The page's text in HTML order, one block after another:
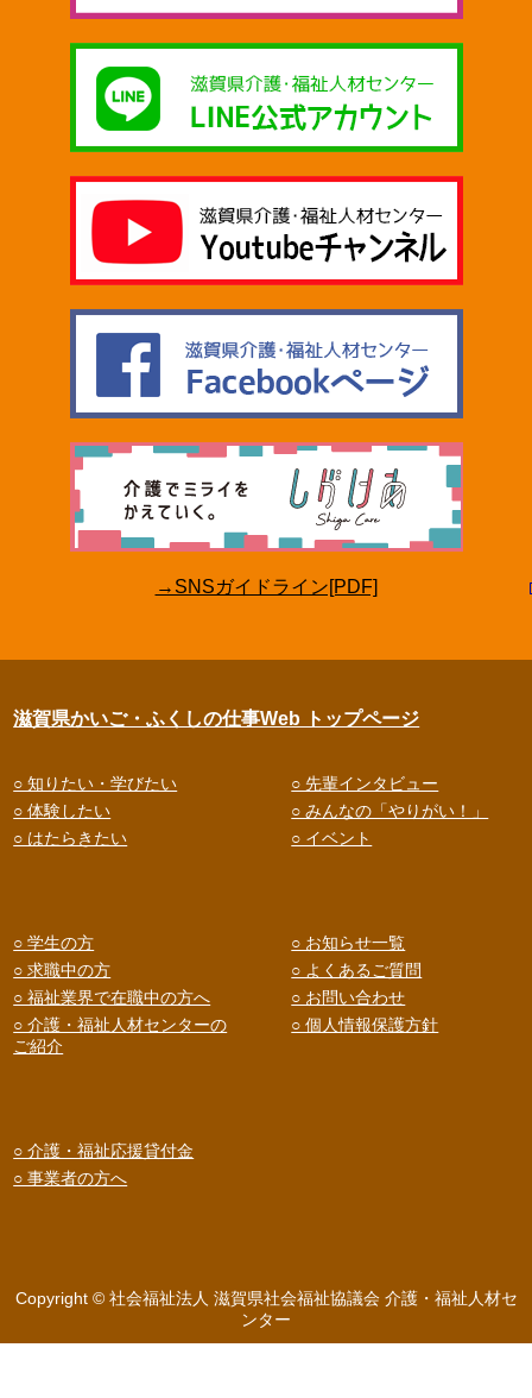
→SNSガイドライン[PDF]
滋賀県かいご・ふくしの仕事Web トップページ
○ 知りたい・学びたい
○ 体験したい
○ はたらきたい
○ 先輩インタビュー
○ みんなの「やりがい！」
○ イベント
○ 学生の方
○ 求職中の方
○ 福祉業界で在職中の方へ
○ 介護・福祉人材センターの
ご紹介
○ お知らせ一覧
○ よくあるご質問
○ お問い合わせ
○ 個人情報保護方針
○ 介護・福祉応援貸付金
○ 事業者の方へ
Copyright © 社会福祉法人 滋賀県社会福祉協議会 介護・福祉人材セ
ンター